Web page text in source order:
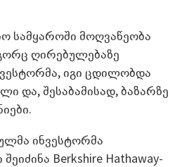
სამყაროში მოღვაწეობა
ღირებულებაზე
იგი ცდილობდა
და, შესაბამისად, ბაზარზე
ინვესტორმა
Berkshire Hathaway-